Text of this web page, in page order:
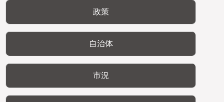
政策
自治体
市況